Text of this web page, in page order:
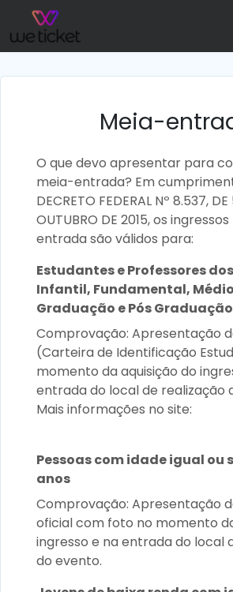
Meia-
O que devo apresentar para
meia-entrada? Em
DECRETO FEDERAL Nº 8.537, DE
OUTUBRO DE 2015, os
entrada são válidos para:
Estudantes e Professores
Infantil, Fundamental,
Graduação e Pós
Comprovação: Apresentação
(Carteira de Identificação
momento da aquisição do
entrada do local de realização
Mais informações no site:
Pessoas com idade igual ou
anos
Comprovação: Apresentação
oficial com foto no momento
ingresso e na entrada do local
do evento.